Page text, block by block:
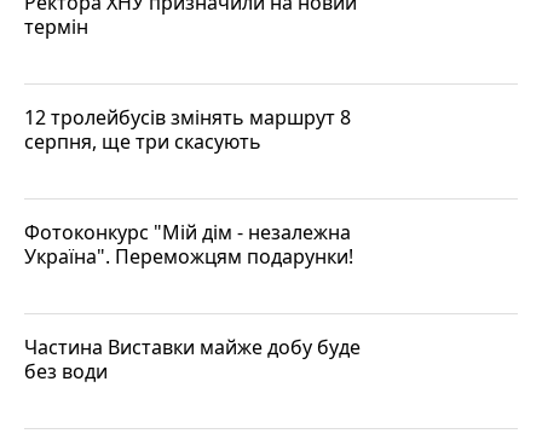
термін
12 тролейбусів змінять маршрут 8
серпня, ще три скасують
Фотоконкурс "Мій дім - незалежна
Україна". Переможцям подарунки!
Частина Виставки майже добу буде
без води